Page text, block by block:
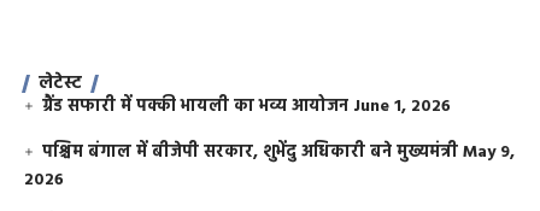
लेटेस्ट
ग्रैंड सफारी में पक्की भायली का भव्य आयोजन June 1, 2026
पश्चिम बंगाल में बीजेपी सरकार, शुभेंदु अधिकारी बने मुख्यमंत्रीMay 9,
2026